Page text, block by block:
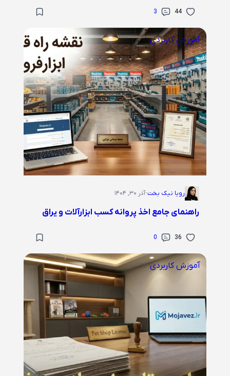
44
3
آموزش کاربردی
رویا نیک بخت·آذر ۳۰, ۱۴۰۴
راهنمای جامع اخذ پروانه کسب ابزارآلات و یراق
36
0
آموزش کاربردی